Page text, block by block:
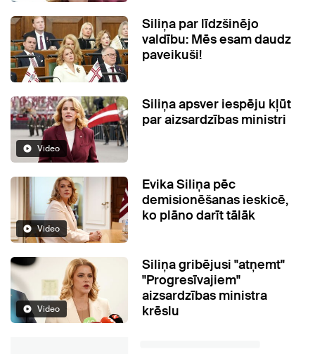
Siliņa par līdzšinējo
valdību: Mēs esam daudz
paveikuši!
Video
Siliņa apsver iespēju kļūt
par aizsardzības ministri
Video
Evika Siliņa pēc
demisionēšanas ieskicē,
ko plāno darīt tālāk
Video
Siliņa gribējusi "atņemt"
"Progresīvajiem"
aizsardzības ministra
krēslu